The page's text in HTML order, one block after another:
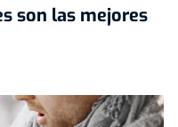
son las mejores